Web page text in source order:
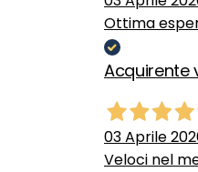
Ottima
Acquirente
03 Aprile
Veloci nel